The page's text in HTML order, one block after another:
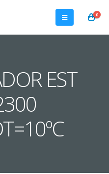
0
EST